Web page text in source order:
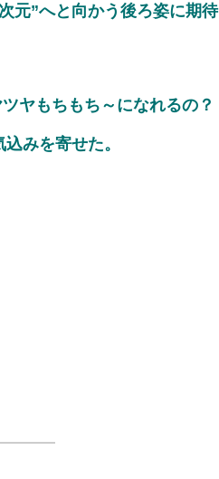
元”へと向かう後ろ姿に期待
ヤもちもち～になれるの？
みを寄せた。